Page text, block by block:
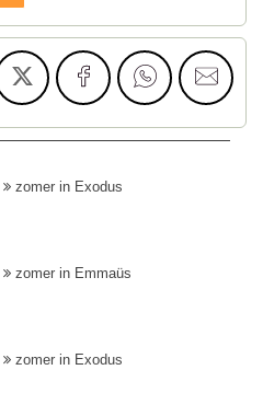
zomer in Exodus
zomer in Emmaüs
zomer in Exodus